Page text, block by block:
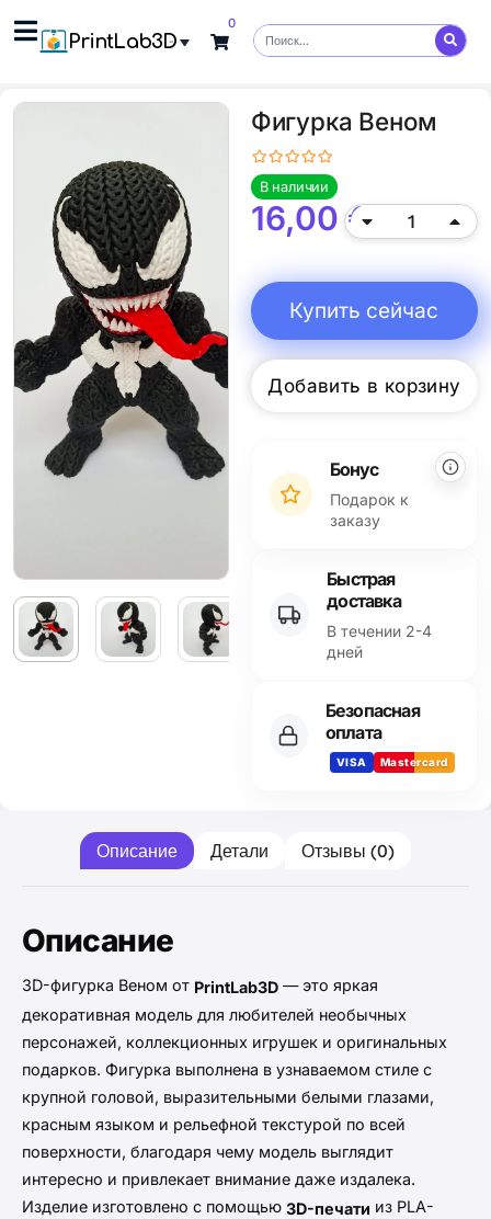
PrintLab3D
0
Фигурка Веном
В наличии
16,00€
Купить сейчас
Добавить в корзину
Бонус
Подарок к
заказу
Быстрая
доставка
В течении 2-4
дней
Безопасная
оплата
VISA Mastercard
Описание Детали Отзывы (0)
Описание
3D-фигурка Веном от PrintLab3D — это яркая
декоративная модель для любителей необычных
персонажей, коллекционных игрушек и оригинальных
подарков. Фигурка выполнена в узнаваемом стиле с
крупной головой, выразительными белыми глазами,
красным языком и рельефной текстурой по всей
поверхности, благодаря чему модель выглядит
интересно и привлекает внимание даже издалека.
Изделие изготовлено с помощью 3D-печати из PLA-